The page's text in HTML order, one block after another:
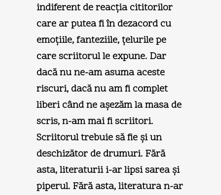
indiferent de reacţia cititorilor
care ar putea fi în dezacord cu
emoţiile, fanteziile, ţelurile pe
care scriitorul le expune. Dar
dacă nu ne-am asuma aceste
riscuri, dacă nu am fi complet
liberi când ne aşezăm la masa de
scris, n-am mai fi scriitori.
Scriitorul trebuie să fie şi un
deschizător de drumuri. Fără
asta, literaturii i-ar lipsi sarea şi
piperul. Fără asta, literatura n-ar